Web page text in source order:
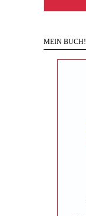
MEIN BUCH!